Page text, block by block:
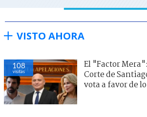
VISTO AHORA
108
visitas
El "Factor
Corte de
vota a favor de